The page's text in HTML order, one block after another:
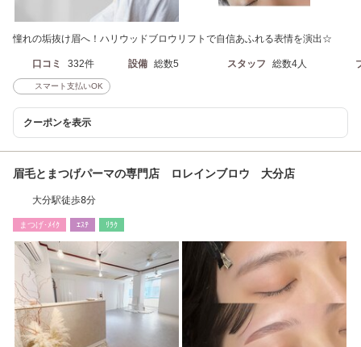
憧れの垢抜け眉へ！ハリウッドブロウリフトで自信あふれる表情を演出☆
口コミ 332件 設備 総数5 スタッフ 総数4人
スマート支払いOK
クーポンを表示
眉毛とまつげパーマの専門店 ロレインブロウ 大分店
大分駅徒歩8分
まつげ･ﾒｲｸ ｴｽﾃ ﾘﾗｸ